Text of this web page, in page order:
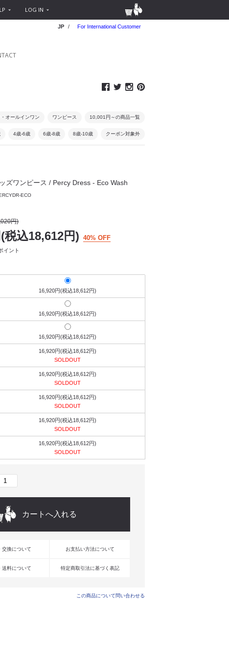
LOG IN
JP / For International Customer
オールインワン ワンピース 10,001円～の商品一覧
4歳-6歳 6歳-8歳 8歳-10歳 クーポン対象外
ズワンピース / Percy Dress - Eco Wash
ECO
円)
税込18,612円) 40% OFF
イント
16,920円(税込18,612円)
16,920円(税込18,612円)
16,920円(税込18,612円)
16,920円(税込18,612円)
SOLDOUT
16,920円(税込18,612円)
SOLDOUT
16,920円(税込18,612円)
SOLDOUT
16,920円(税込18,612円)
SOLDOUT
16,920円(税込18,612円)
SOLDOUT
交換について お支払い方法について
送料について 特定商取引法に基づく表記
この商品について問い合わせる